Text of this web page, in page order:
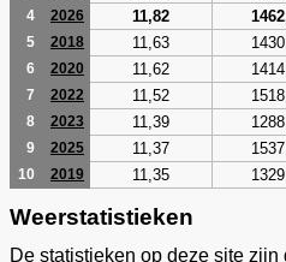
4 2026 11,82
5 2018 11,63
6 2020 11,62
7 2022 11,52
8 2023 11,39
9 2025 11,37
10 2019 11,35
Weerstatistieken
De statistieken op deze site